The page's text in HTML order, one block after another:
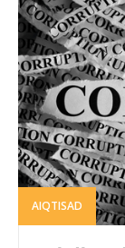
AIQTISAD